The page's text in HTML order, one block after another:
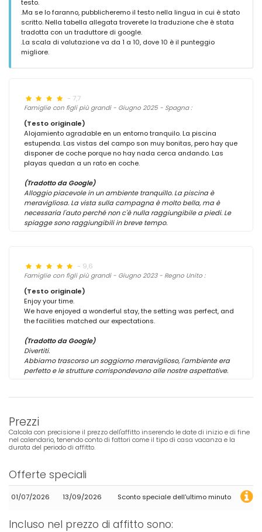
testo.
.Ma se lo faranno, pubblicheremo il testo nella lingua in cui è stato
scritto. Nella tabella allegata troverete la traduzione che è stata
tradotta con un traduttore di google.
.La scala di valutazione va da 1 a 10, dove 10 è il punteggio
migliore.
- 7,7
Famiglie con figli più grandi - Giugno 2025 - Spagna :
(Testo originale)
Alojamiento agradable en un entorno tranquilo. La piscina
estupenda. Las vistas del campo son muy bonitas, pero hay que
disponer de coche porque no hay nada cerca andando. Las
playas quedan a un rato en coche.
(Tradotto da Google)
Alloggio piacevole in un ambiente tranquillo. La piscina è
meravigliosa. La vista sulla campagna è molto bella, ma è
necessaria l'auto perché non c'è nulla raggiungibile a piedi. Le
spiagge sono raggiungibili in breve tempo.
- 9,6
Famiglie con figli più grandi - Giugno 2023 - Regno Unito :
(Testo originale)
Enjoy your time.
We have enjoyed a wonderful stay, the setting was perfect, and
the facilities matched our expectations.
(Tradotto da Google)
Divertiti.
Abbiamo trascorso un soggiorno meraviglioso, l'ambiente era
perfetto e le strutture corrispondevano alle nostre aspettative.
Prezzi
Calcola con precisione il prezzo dell'affitto inserendo le date di inizio e di fine
nel calendario, tenendo conto di fattori come il tipo di casa vacanza e la
durata del periodo di affitto.
Offerte speciali
01/07/2026 13/09/2026 Sconto speciale dell'ultimo minuto
Incluso nel prezzo di affitto sono: